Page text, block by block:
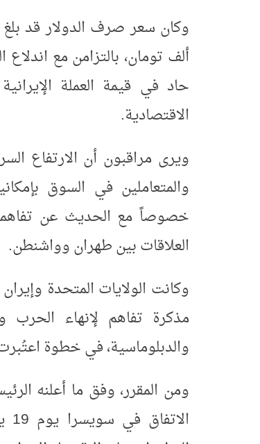
حاد في قيمة العملة
الاقتصادية.
ويرى مراقبون أن الارتفاع
والمتعاملين في السوق
خصوصاً مع الحديث عن
العلاقات بين طهران وواشنطن.
وكانت الولايات المتحدة
مذكرة تفاهم لإنهاء الحرب
والدبلوماسية، في خطوة
ومن المقرر، وفق ما أعلنه